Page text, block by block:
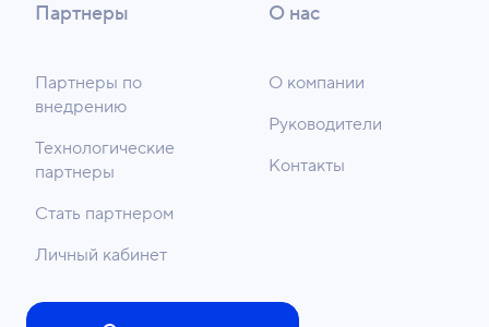
Партнеры
Партнеры по
внедрению
Технологические
партнеры
Стать партнером
Личный кабинет
О нас
О компании
Руководители
Контакты